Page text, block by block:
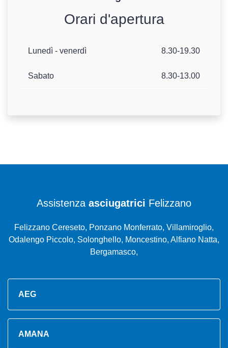
Orari d'apertura
Lunedì - venerdì 8.30-19.30
Sabato 8.30-13.00
Assistenza asciugatrici Felizzano
Felizzano Cereseto, Ponzano Monferrato, Villamiroglio,
Odalengo Piccolo, Solonghello, Moncestino, Alfiano Natta,
Bergamasco,
AEG
AMANA